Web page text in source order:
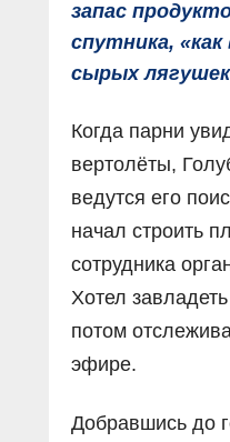
запас
спутника, «как
сырых
Когда парни
вертолёты,
ведутся его
начал строить
сотрудника
Хотел
потом
эфире.
Добравшись до